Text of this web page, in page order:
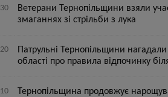
Ветерани Тернопільщини взяли
змаганнях зі стрільби з лука
Патрульні Тернопільщини
області про правила відпочинку
Тернопільщина продовжує